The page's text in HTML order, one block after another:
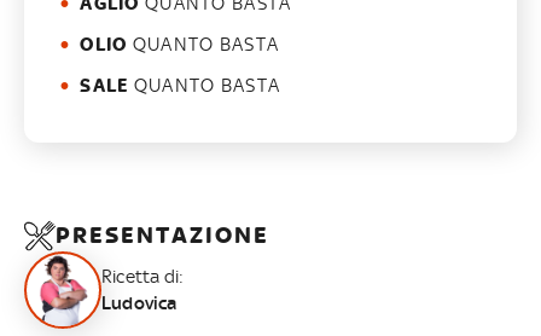
OLIO QUANTO BASTA
SALE QUANTO BASTA
PRESENTAZIONE
Ricetta di:
Ludovica